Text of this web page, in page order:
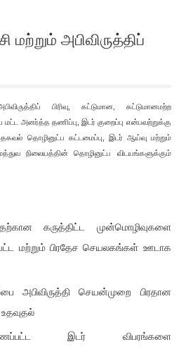
அபிவிருத்திப்
பிரிவு, கட்டுமான, கட்டுமானமற்ற
மட்ட அனர்த்த தணிப்பு, இடர் குறைப்பு என்பவற்றுக்கு
தகவல் தொழினுட்ப கட்டமைப்பு, இடர் ஆய்வு மற்றும்
நிலையத்தின் தொழினுட்ப விடயங்களுக்கும்
கருத்திட்ட முன்மொழிவுகளை
மற்றும் பிரதேச செயலகங்கள் ஊடாக
அபிவிருத்தி செயன்முறை பிரதான
இடர் விபரங்களை